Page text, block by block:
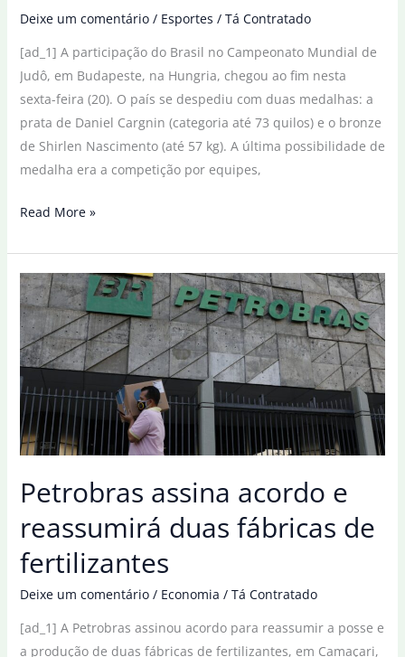
Deixe um comentário / Esportes / Tá Contratado
[ad_1] A participação do Brasil no Campeonato Mundial de
Judô, em Budapeste, na Hungria, chegou ao fim nesta
sexta-feira (20). O país se despediu com duas medalhas: a
prata de Daniel Cargnin (categoria até 73 quilos) e o bronze
de Shirlen Nascimento (até 57 kg). A última possibilidade de
medalha era a competição por equipes,
Sem
por
equipes,
Brasil
acaba
Mundial
de
Judô
com
duas
Read More »
Petrobras assina acordo e
reassumirá duas fábricas de
fertilizantes
Deixe um comentário / Economia / Tá Contratado
[ad_1] A Petrobras assinou acordo para reassumir a posse e
a produção de duas fábricas de fertilizantes, em Camaçari,